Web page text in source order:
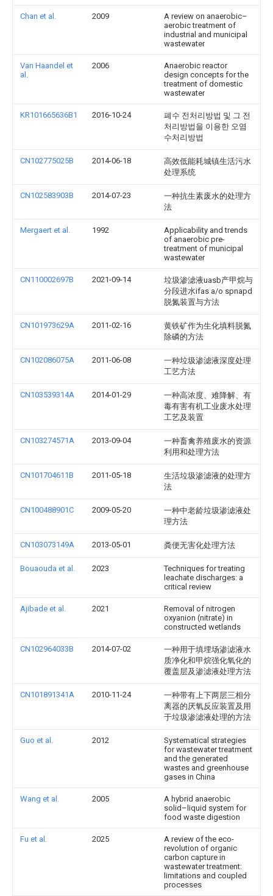
Chan et al. 2009
A review on anaerobic–
aerobic treatment of
industrial and municipal
wastewater
Van Haandel et
al.
2006
Anaerobic reactor
design concepts for the
treatment of domestic
wastewater
KR101665636B1 2016-10-24
폐수 전처리방법 및 그 전
처리방법을 이용한 오염
수처리방법
CN102775025B 2014-06-18
高效低能耗城镇生活污水
处理系统
CN102583903B 2014-07-23
一种抗生素废水的处理方
法
Mergaert et al. 1992
Applicability and trends
of anaerobic pre-
treatment of municipal
wastewater
CN110002697B 2021-09-14
垃圾渗滤液uasb产甲烷与
分段进水ifas a/o spnapd
脱氮装置与方法
CN101973629A 2011-02-16
黄铁矿作为生化填料脱氮
除磷的方法
CN102086075A 2011-06-08
一种垃圾渗滤液深度处理
工艺方法
CN103539314A 2014-01-29
一种高浓度、难降解、有
毒有害有机工业废水处理
工艺及装置
CN103274571A 2013-09-04
一种畜禽养殖废水的资源
利用和处理方法
CN101704611B 2011-05-18
生活垃圾渗滤液的处理方
法
CN100488901C 2009-05-20
一种中老龄垃圾渗滤液处
理方法
CN103073149A 2013-05-01 粪便无害化处理方法
Bouaouda et al. 2023
Techniques for treating
leachate discharges: a
critical review
Ajibade et al. 2021
Removal of nitrogen
oxyanion (nitrate) in
constructed wetlands
CN102964033B 2014-07-02
一种用于填埋场渗滤液水
质净化和甲烷强化氧化的
覆盖层及渗滤液处理方法
CN101891341A 2010-11-24
一种带有上下两层三相分
离器的厌氧反应装置及用
于垃圾渗滤液处理的方法
Guo et al. 2012
Systematical strategies
for wastewater treatment
and the generated
wastes and greenhouse
gases in China
Wang et al. 2005
A hybrid anaerobic
solid–liquid system for
food waste digestion
Fu et al. 2025
A review of the eco-
revolution of organic
carbon capture in
wastewater treatment:
limitations and coupled
processes